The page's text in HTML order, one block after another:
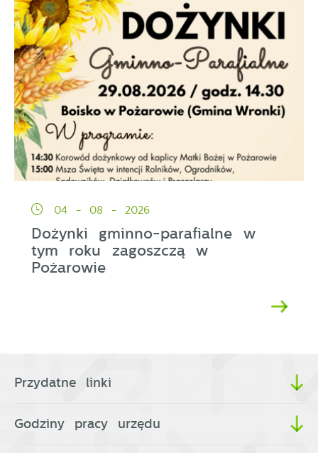
04 - 08 - 2026
Dożynki gminno-parafialne w
tym roku zagoszczą w
Pożarowie
Przydatne linki
Godziny pracy urzędu